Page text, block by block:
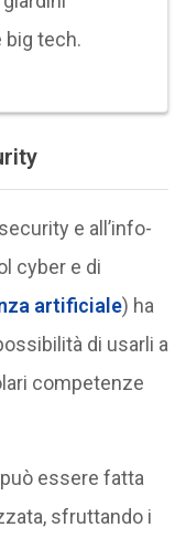
big tech.
e all’info-
cyber e di
artificiale) ha
di usarli a
competenze
essere fatta
sfruttando i